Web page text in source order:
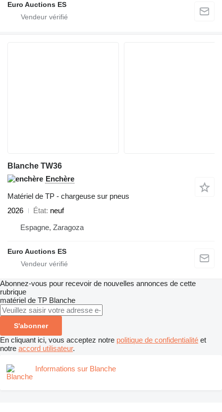
Euro Auctions ES
Blanche TW36
Enchère
Matériel de TP - chargeuse sur pneus
2026
État neuf
Espagne, Zaragoza
Euro Auctions ES
Abonnez-vous pour recevoir de nouvelles annonces de cette
rubrique
matériel de TP Blanche
S'abonner
En cliquant ici, vous acceptez notre politique de confidentialité et
notre accord utilisateur.
Informations sur Blanche